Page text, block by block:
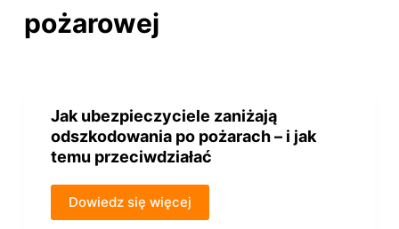
dpożarowej
Jak ubezpieczyciele zaniżają
odszkodowania po pożarach – i jak
temu przeciwdziałać
Dowiedz się więcej